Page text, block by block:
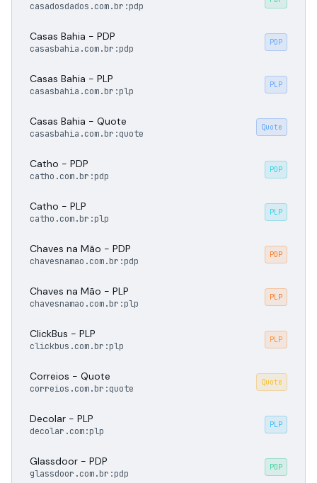
casadosdados.com.br:pdp
Casas Bahia - PDP
casasbahia.com.br:pdp
PDP
Casas Bahia - PLP
casasbahia.com.br:plp
PLP
Casas Bahia - Quote
casasbahia.com.br:quote
Quote
Catho - PDP
catho.com.br:pdp
PDP
Catho - PLP
catho.com.br:plp
PLP
Chaves na Mão - PDP
chavesnamao.com.br:pdp
PDP
Chaves na Mão - PLP
chavesnamao.com.br:plp
PLP
ClickBus - PLP
clickbus.com.br:plp
PLP
Correios - Quote
correios.com.br:quote
Quote
Decolar - PLP
decolar.com:plp
PLP
Glassdoor - PDP
glassdoor.com.br:pdp
PDP